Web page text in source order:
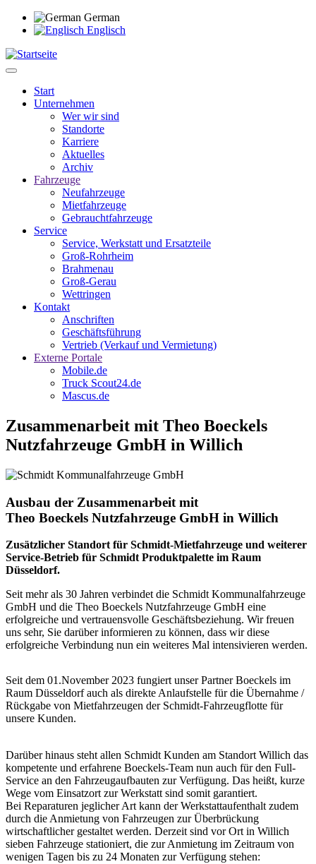
Direkt
zum
German
Englisch
Main
Start
Unternehmen
Wer wir sind
Standorte
Karriere
Aktuelles
Archiv
Fahrzeuge
Neufahrzeuge
Mietfahrzeuge
Gebrauchtfahrzeuge
Service
Service, Werkstatt und Ersatzteile
Groß-Rohrheim
Brahmenau
Groß-Gerau
Wettringen
Kontakt
Anschriften
Geschäftsführung
Vertrieb (Verkauf und Vermietung)
Externe Portale
Mobile.de
Truck Scout24.de
Mascus.de
Zusammenarbeit mit Theo Boeckels
Nutzfahrzeuge GmbH in Willich
Ausbau der Zusammenarbeit mit
Theo Boeckels Nutzfahrzeuge GmbH in Willich
Zusätzlicher Standort für Schmidt-Mietfahrzeuge und weiterer
Service-Betrieb für Schmidt Produktpalette im Raum
Düsseldorf.
Seit mehr als 30 Jahren verbindet die Schmidt Kommunalfahrzeuge
GmbH und die Theo Boeckels Nutzfahrzeuge GmbH eine
erfolgreiche und vertrauensvolle Geschäftsbeziehung. Wir freuen
uns sehr, Sie darüber informieren zu können, dass wir diese
erfolgreiche Verbindung nun ein weiteres Mal intensivieren werden.
Seit dem 01.November 2023 fungiert unser Partner Boeckels im
Raum Düsseldorf auch als direkte Anlaufstelle für die Übernahme /
Rückgabe von Mietfahrzeugen der Schmidt-Fahrzeugflotte für
unsere Kunden.
Darüber hinaus steht allen Schmidt Kunden am Standort Willich das
kompetente und erfahrene Boeckels-Team nun auch für den Full-
Service an den Fahrzeugaufbauten zur Verfügung. Das heißt, kurze
Wege vom Einsatzort zur Werkstatt sind somit garantiert.
Bei Reparaturen jeglicher Art kann der Werkstattaufenthalt zudem
durch die Anmietung von Fahrzeugen zur Überbrückung
wirtschaftlicher gestaltet werden. Derzeit sind vor Ort in Willich
sieben Fahrzeuge stationiert, die zur Anmietung im Zeitraum von
wenigen Tagen bis zu 24 Monaten zur Verfügung stehen: